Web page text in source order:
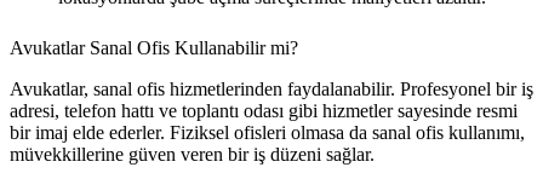
Avukatlar Sanal Ofis Kullanabilir mi?
Avukatlar, sanal ofis hizmetlerinden faydalanabilir. Profesyonel bir iş
adresi, telefon hattı ve toplantı odası gibi hizmetler sayesinde resmi
bir imaj elde ederler. Fiziksel ofisleri olmasa da sanal ofis kullanımı,
müvekkillerine güven veren bir iş düzeni sağlar.